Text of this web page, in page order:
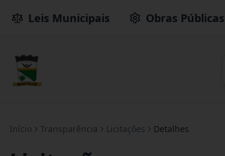
Leis Municipais Obras Públicas
Início Transparência Licitações Detalhes